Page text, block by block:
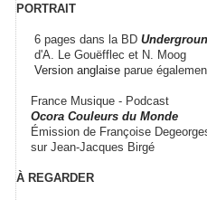
PORTRAIT
6 pages dans la BD
d'A. Le Gouëfflec et N. Moog
Version anglaise parue
France Musique - Podcast
Ocora Couleurs du Monde
Émission de Françoise
sur Jean-Jacques Birgé
À REGARDER